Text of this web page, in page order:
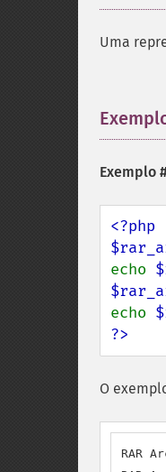
Uma
Exemplo
<?php
echo
echo
?>
O
RAR